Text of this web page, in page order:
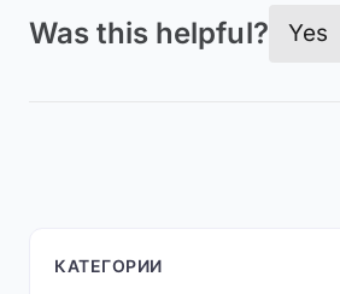
Was this helpful? Yes
КАТЕГОРИИ